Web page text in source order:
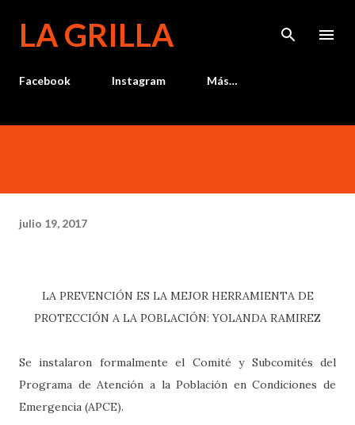
LA GRILLA
Facebook Instagram Más…
julio 19, 2017
LA PREVENCIÓN ES LA MEJOR HERRAMIENTA DE
PROTECCIÓN A LA POBLACIÓN: YOLANDA RAMIREZ
Se instalaron formalmente el Comité y Subcomités del
Programa de Atención a la Población en Condiciones de
Emergencia (APCE).